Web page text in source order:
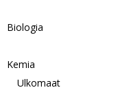
Biologia
Kemia
Ulkomaat